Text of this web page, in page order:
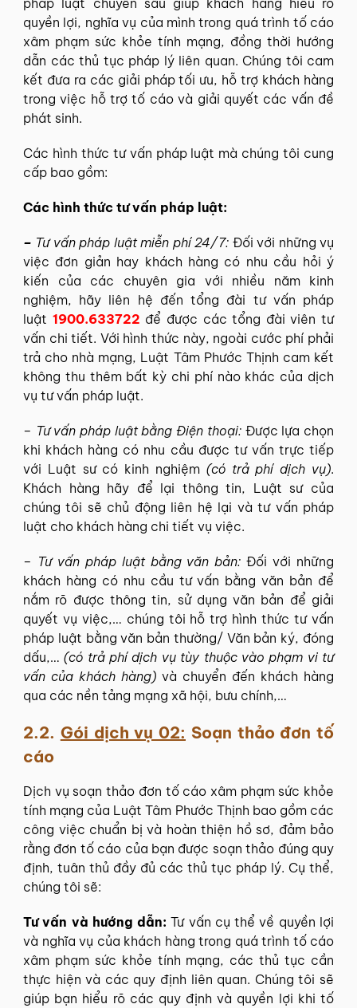
quyền lợi, nghĩa vụ của mình trong quá trình tố cáo
xâm phạm sức khỏe tính mạng, đồng thời hướng
dẫn các thủ tục pháp lý liên quan. Chúng tôi cam
kết đưa ra các giải pháp tối ưu, hỗ trợ khách hàng
trong việc hỗ trợ tố cáo và giải quyết các vấn đề
phát sinh.
Các hình thức tư vấn pháp luật mà chúng tôi cung
cấp bao gồm:
Các hình thức tư vấn pháp luật:
– Tư vấn pháp luật miễn phí 24/7: Đối với những vụ
việc đơn giản hay khách hàng có nhu cầu hỏi ý
kiến của các chuyên gia với nhiều năm kinh
nghiệm, hãy liên hệ đến tổng đài tư vấn pháp
luật 1900.633722 để được các tổng đài viên tư
vấn chi tiết. Với hình thức này, ngoài cước phí phải
trả cho nhà mạng, Luật Tâm Phước Thịnh cam kết
không thu thêm bất kỳ chi phí nào khác của dịch
vụ tư vấn pháp luật.
– Tư vấn pháp luật bằng Điện thoại:Được lựa chọn
khi khách hàng có nhu cầu được tư vấn trực tiếp
với Luật sư có kinh nghiệm (có trả phí dịch vụ).
Khách hàng hãy để lại thông tin, Luật sư của
chúng tôi sẽ chủ động liên hệ lại và tư vấn pháp
luật cho khách hàng chi tiết vụ việc.
– Tư vấn pháp luật bằng văn bản: Đối với những
khách hàng có nhu cầu tư vấn bằng văn bản để
nắm rõ được thông tin, sử dụng văn bản để giải
quyết vụ việc,… chúng tôi hỗ trợ hình thức tư vấn
pháp luật bằng văn bản thường/ Văn bản ký, đóng
dấu,…(có trả phí dịch vụ tùy thuộc vào phạm vi tư
vấn của khách hàng) và chuyển đến khách hàng
qua các nền tảng mạng xã hội, bưu chính,…
2.2. Gói dịch vụ 02: Soạn thảo đơn tố
cáo
Dịch vụ soạn thảo đơn tố cáo xâm phạm sức khỏe
tính mạng của Luật Tâm Phước Thịnh bao gồm các
công việc chuẩn bị và hoàn thiện hồ sơ, đảm bảo
rằng đơn tố cáo của bạn được soạn thảo đúng quy
định, tuân thủ đầy đủ các thủ tục pháp lý. Cụ thể,
chúng tôi sẽ:
Tư vấn và hướng dẫn: Tư vấn cụ thể về quyền lợi
và nghĩa vụ của khách hàng trong quá trình tố cáo
xâm phạm sức khỏe tính mạng, các thủ tục cần
thực hiện và các quy định liên quan. Chúng tôi sẽ
giúp bạn hiểu rõ các quy định và quyền lợi khi tố